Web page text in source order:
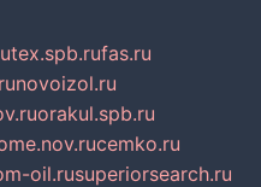
fas.ru
novoizol.ru
orakul.spb.ru
cemko.ru
oil.rusuperiorsearch.ru